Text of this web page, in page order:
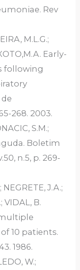
Rev
M.L.G.;
Early-
following
268. 2003.
S.M.;
Boletim
n.5, p. 269-
NEGRETE, J.A.;
VIDAL, B.
10 patients.
1986.
W.;